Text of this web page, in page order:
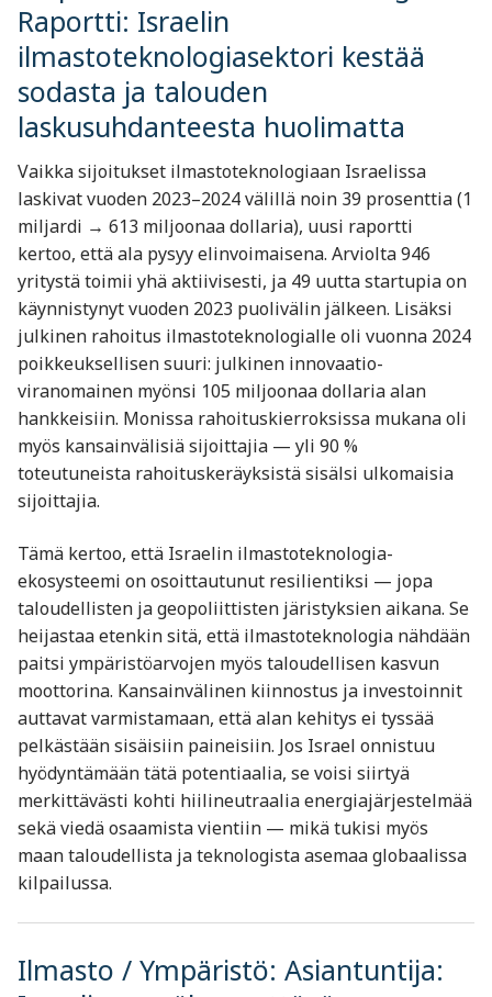
Raportti: Israelin
ilmastoteknologiasektori kestää
sodasta ja talouden
laskusuhdanteesta huolimatta
Vaikka sijoitukset ilmastoteknologiaan Israelissa
laskivat vuoden 2023–2024 välillä noin 39 prosenttia (1
miljardi → 613 miljoonaa dollaria), uusi raportti
kertoo, että ala pysyy elinvoimaisena. Arviolta 946
yritystä toimii yhä aktiivisesti, ja 49 uutta startupia on
käynnistynyt vuoden 2023 puolivälin jälkeen. Lisäksi
julkinen rahoitus ilmastoteknologialle oli vuonna 2024
poikkeuksellisen suuri: julkinen innovaatio-
viranomainen myönsi 105 miljoonaa dollaria alan
hankkeisiin. Monissa rahoituskierroksissa mukana oli
myös kansainvälisiä sijoittajia — yli 90 %
toteutuneista rahoituskeräyksistä sisälsi ulkomaisia
sijoittajia.
Tämä kertoo, että Israelin ilmastoteknologia-
ekosysteemi on osoittautunut resilientiksi — jopa
taloudellisten ja geopoliittisten järistyksien aikana. Se
heijastaa etenkin sitä, että ilmastoteknologia nähdään
paitsi ympäristöarvojen myös taloudellisen kasvun
moottorina. Kansainvälinen kiinnostus ja investoinnit
auttavat varmistamaan, että alan kehitys ei tyssää
pelkästään sisäisiin paineisiin. Jos Israel onnistuu
hyödyntämään tätä potentiaalia, se voisi siirtyä
merkittävästi kohti hiilineutraalia energiajärjestelmää
sekä viedä osaamista vientiin — mikä tukisi myös
maan taloudellista ja teknologista asemaa globaalissa
kilpailussa.
Ilmasto / Ympäristö: Asiantuntija: